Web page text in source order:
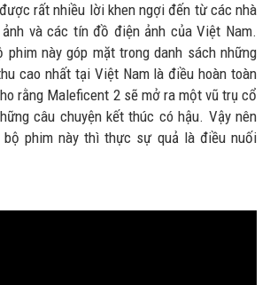
rất nhiều lời khen ngợi đến từ các nhà
và các tín đồ điện ảnh của Việt Nam.
phim này góp mặt trong danh sách những
cao nhất tại Việt Nam là điều hoàn toàn
rằng Maleficent 2 sẽ mở ra một vũ trụ cổ
câu chuyện kết thúc có hậu. Vậy nên
bộ phim này thì thực sự quả là điều nuối